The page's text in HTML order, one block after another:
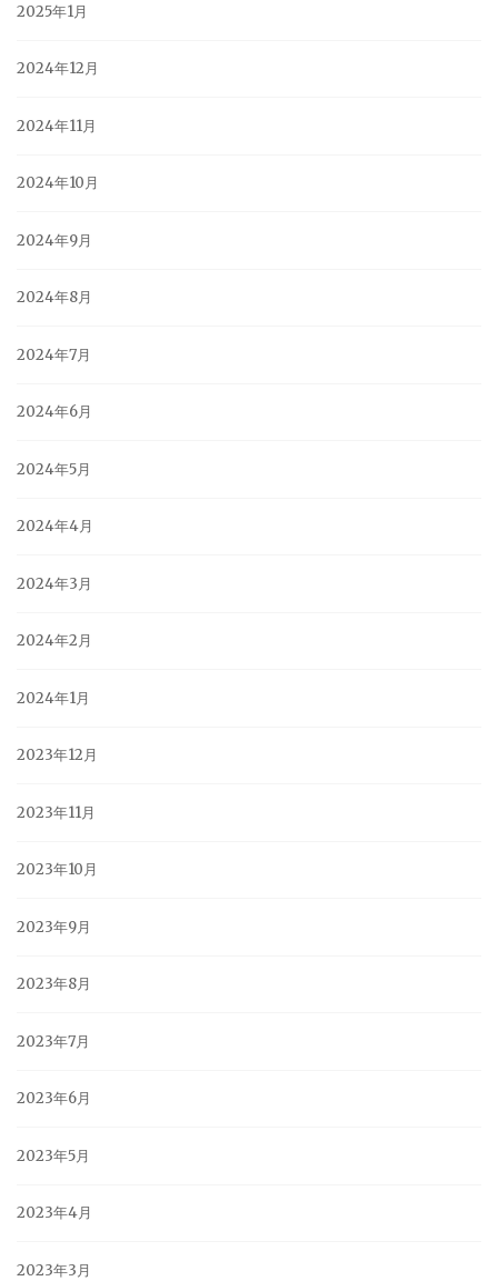
2025年1月
2024年12月
2024年11月
2024年10月
2024年9月
2024年8月
2024年7月
2024年6月
2024年5月
2024年4月
2024年3月
2024年2月
2024年1月
2023年12月
2023年11月
2023年10月
2023年9月
2023年8月
2023年7月
2023年6月
2023年5月
2023年4月
2023年3月